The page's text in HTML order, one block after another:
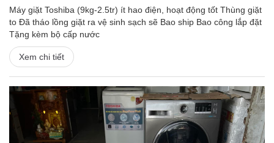
Máy giặt Toshiba (9kg-2.5tr) ít hao điện, hoạt động tốt Thùng giặt
to Đã tháo lồng giặt ra vệ sinh sạch sẽ Bao ship Bao công lắp đặt
Tặng kèm bộ cấp nước
Xem chi tiết